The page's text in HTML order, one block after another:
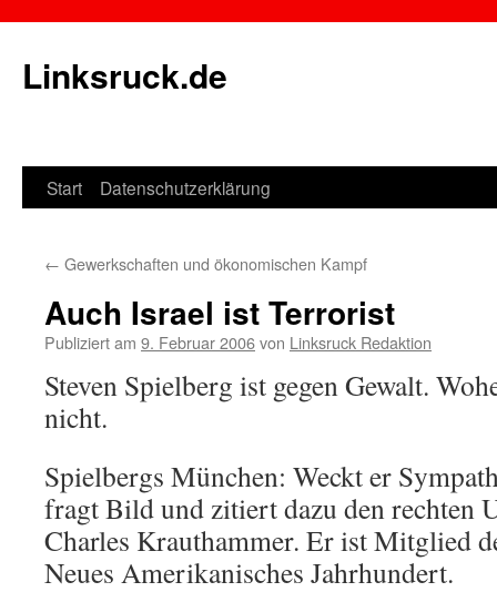
Linksruck.de
Springe
Inhalt
Start Datenschutzerklärung
← Gewerkschaften und ökonomischen Kampf
Auch Israel ist Terrorist
Publiziert am 9. Februar 2006von Linksruck Redaktion
Steven Spielberg ist gegen Gewalt.
nicht.
Spielbergs München: Weckt er
fragt Bild und zitiert dazu den rechten
Charles Krauthammer. Er ist Mitglied
Neues Amerikanisches Jahrhundert.